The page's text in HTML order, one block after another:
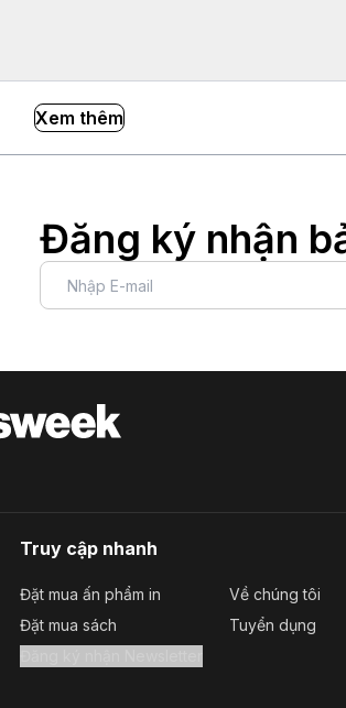
Xem thêm
Đăng ký nhận
Truy cập nhanh
Đặt mua ấn phẩm in
Đặt mua sách
Về chúng tôi
Tuyển dụng